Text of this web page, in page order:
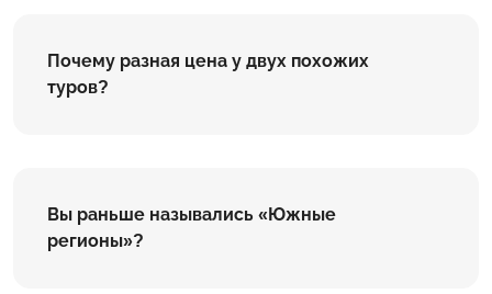
Почему разная цена у двух похожих
туров?
Вы раньше назывались «Южные
регионы»?